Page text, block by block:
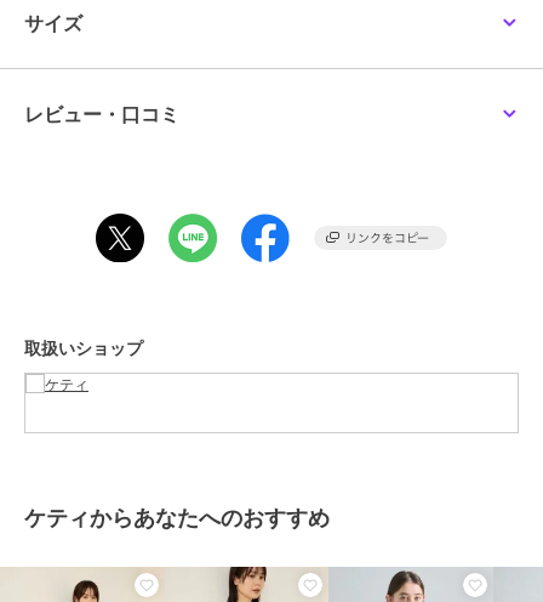
薄すぎず厚すぎないちょうど良い肉感で、肌離れがよく、汗ばむ時期
でも快適な着心地をキープします。
デニムやスカート、ワイドパンツまでどんなボトムにも合わせやす
透け感：淡色のみややあり
厚さ： 普通
----------------------------------
自然乾燥：日陰の吊り干しがよい。
ドライクリーニング：石油系溶剤による弱いドライクリーニングがで
サイズ
レビュー・口コミ
取扱いショップ
ケティからあなたへのおすすめ